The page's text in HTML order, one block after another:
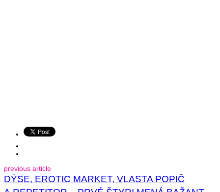
previous article
DŸSE, EROTIC MARKET, VLASTA POPIČ